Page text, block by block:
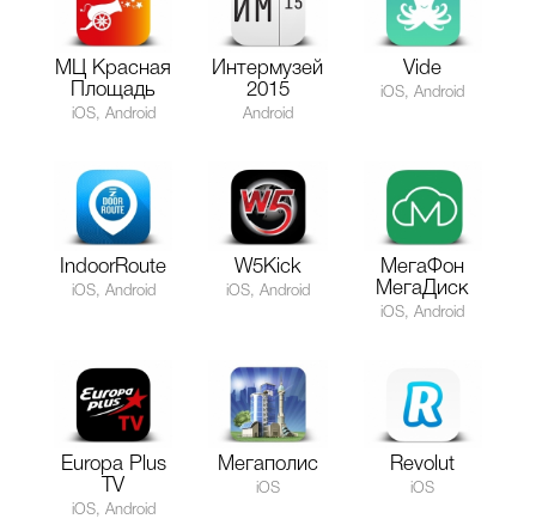
МЦ Красная
Площадь
iOS, Android
Интермузей
2015
Android
Vide
iOS, Android
IndoorRoute
iOS, Android
W5Kick
iOS, Android
МегаФон
МегаДиск
iOS, Android
Europa Plus
TV
iOS, Android
Мегаполис
iOS
Revolut
iOS